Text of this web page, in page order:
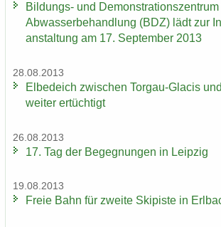
Bildungs-​ und
Ab­was­ser­be­hand­lung (BDZ) lädt zur
an­stal­tung am 17. Sep­tem­ber 2013
28.08.2013
El­be­deich zwi­schen Torgau-​Glacis
wei­ter er­tüch­tigt
26.08.2013
17. Tag der Be­geg­nun­gen in Leip­zig
19.08.2013
Freie Bahn für zwei­te Ski­pis­te in